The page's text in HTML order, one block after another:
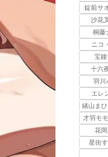
錠前サ
沙花
桐藤
ニコ
宝
十六
羽川
エレ
緒山ま
才羽モ
花
星街